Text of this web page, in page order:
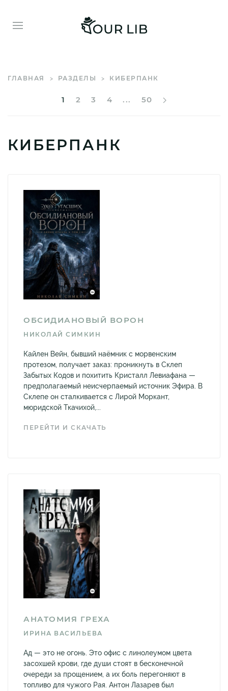
ГЛАВНАЯ РАЗДЕЛЫ КИБЕРПАНК
1 2 3 4 ... 50
КИБЕРПАНК
ОБСИДИАНОВЫЙ ВОРОН
НИКОЛАЙ СИМКИН
Кайлен Вейн, бывший наёмник с морвенским
протезом, получает заказ: проникнуть в Склеп
Забытых Кодов и похитить Кристалл Левиафана —
предполагаемый неисчерпаемый источник Эфира. В
Склепе он сталкивается с Лирой Моркант,
мюридской Ткачихой,...
ПЕРЕЙТИ И СКАЧАТЬ
АНАТОМИЯ ГРЕХА
ИРИНА ВАСИЛЬЕВА
Ад — это не огонь. Это офис с линолеумом цвета
засохшей крови, где души стоят в бесконечной
очереди за прощением, а их боль перегоняют в
топливо для чужого Рая. Антон Лазарев был